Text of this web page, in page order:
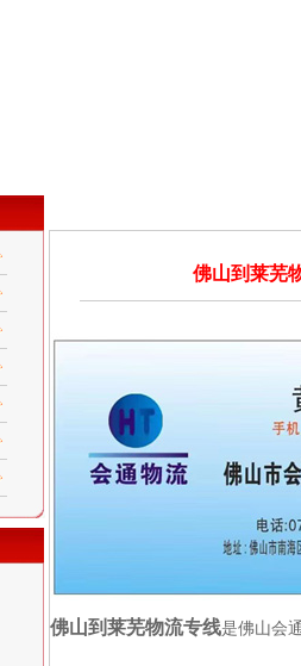
佛山到莱芜
佛山到莱芜物流专线是佛山会